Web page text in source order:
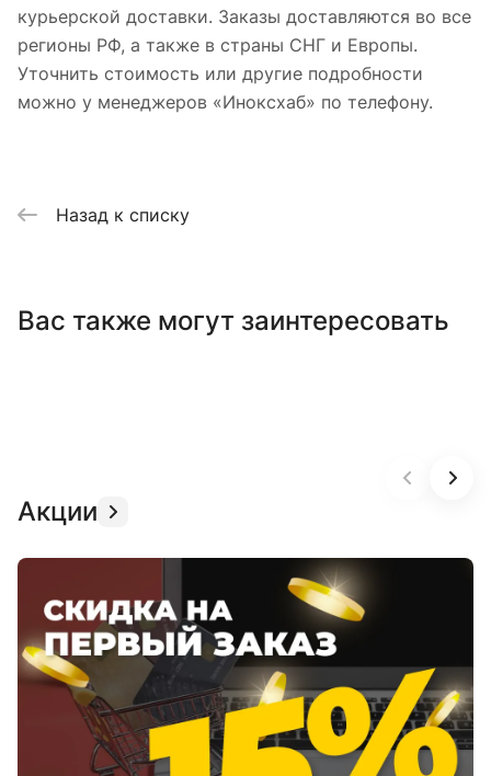
курьерской доставки. Заказы доставляются во все
регионы РФ, а также в страны СНГ и Европы.
Уточнить стоимость или другие подробности
можно у менеджеров «Иноксхаб» по телефону.
Назад к списку
Вас также могут заинтересовать
Акции